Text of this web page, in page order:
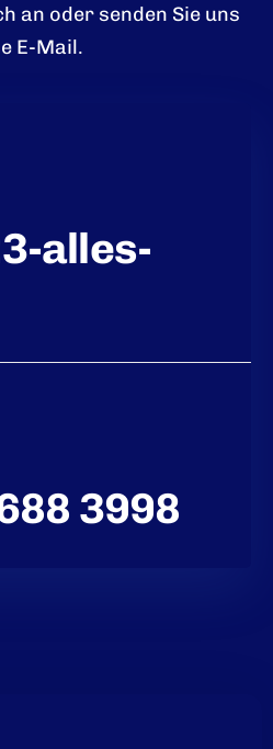
an oder senden Sie uns
E-Mail.
alles-
3998